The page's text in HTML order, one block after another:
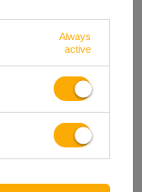
Always
active